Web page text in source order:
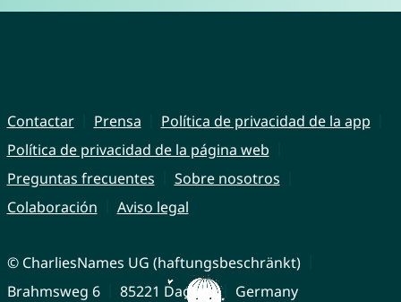
Contactar Prensa
Política de privacidad de la app
Política de privacidad de la página web
Preguntas frecuentes
Sobre nosotros
Colaboración
Aviso legal
© CharliesNames UG (haftungsbeschränkt)
Brahmsweg 6
85221 Dachau Germany